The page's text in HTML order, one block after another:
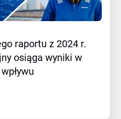
raportu z 2024 r.
osiąga wyniki w